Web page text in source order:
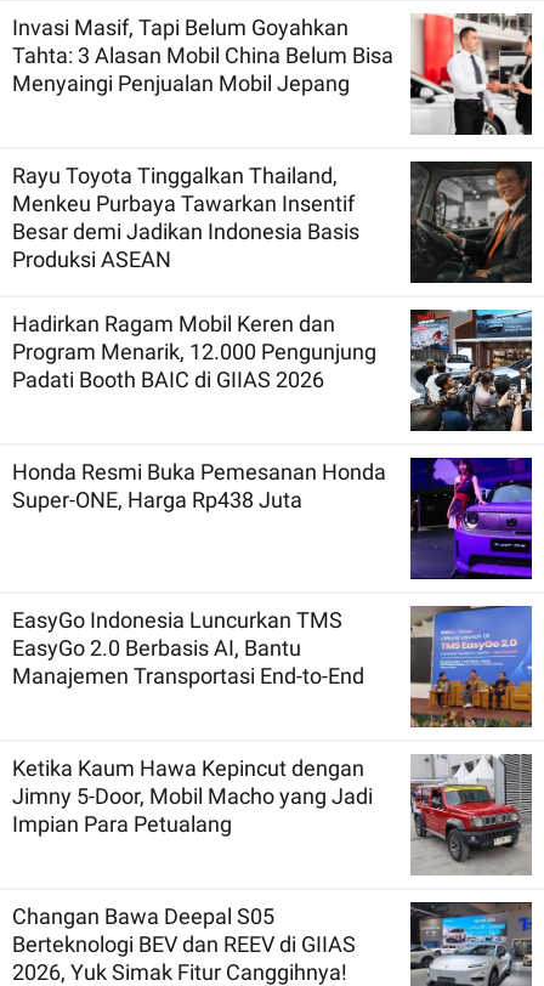
Invasi Masif, Tapi Belum Goyahkan
Tahta: 3 Alasan Mobil China Belum Bisa
Menyaingi Penjualan Mobil Jepang
Rayu Toyota Tinggalkan Thailand,
Menkeu Purbaya Tawarkan Insentif
Besar demi Jadikan Indonesia Basis
Produksi ASEAN
Hadirkan Ragam Mobil Keren dan
Program Menarik, 12.000 Pengunjung
Padati Booth BAIC di GIIAS 2026
Honda Resmi Buka Pemesanan Honda
Super-ONE, Harga Rp438 Juta
EasyGo Indonesia Luncurkan TMS
EasyGo 2.0 Berbasis AI, Bantu
Manajemen Transportasi End-to-End
Ketika Kaum Hawa Kepincut dengan
Jimny 5-Door, Mobil Macho yang Jadi
Impian Para Petualang
Changan Bawa Deepal S05
Berteknologi BEV dan REEV di GIIAS
2026, Yuk Simak Fitur Canggihnya!